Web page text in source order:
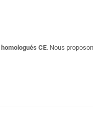
homologués CE. Nous